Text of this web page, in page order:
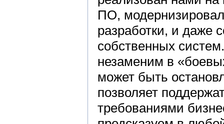
ПО,
разработки, и даже
собственных
незаменим в
может быть
позволяет
требованиями